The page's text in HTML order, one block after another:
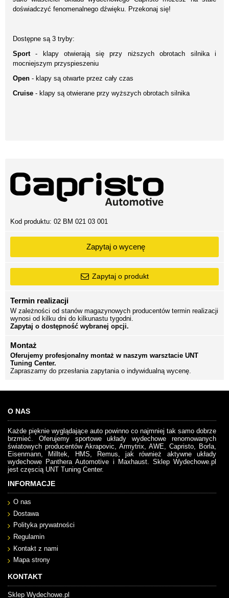
doświadczyć fenomenalnego dźwięku. Przekonaj się!
Dostępne są 3 tryby:
Sport- klapy otwierają się przy niższych obrotach silnika i
mocniejszym przyspieszeniu
Open - klapy są otwarte przez cały czas
Cruise - klapy są otwierane przy wyższych obrotach silnika
Kod produktu: 02 BM 021 03 001
Zapytaj o wycenę
Zapytaj o produkt
Termin realizacji
W zależności od stanów magazynowych producentów termin realizacji
wynosi od kilku dni do kilkunastu tygodni.
Zapytaj o dostępność wybranej opcji.
Montaż
Oferujemy profesjonalny montaż w naszym warsztacie UNT
Tuning Center.
Zapraszamy do przesłania zapytania o indywidualną wycenę.
O NAS
Każde pięknie wyglądające auto powinno co najmniej tak samo dobrze
brzmieć. Oferujemy sportowe układy wydechowe renomowanych
światowych producentów Akrapovic, Armytrix, AWE, Capristo, Borla,
Eisenmann, Milltek, HMS, Remus, jak również aktywne układy
wydechowe Panthera Automotive i Maxhaust. Sklep Wydechowe.pl
jest częscią UNT Tuning Center.
INFORMACJE
O nas
Dostawa
Polityka prywatności
Regulamin
Kontakt z nami
Mapa strony
KONTAKT
Sklep Wydechowe.pl